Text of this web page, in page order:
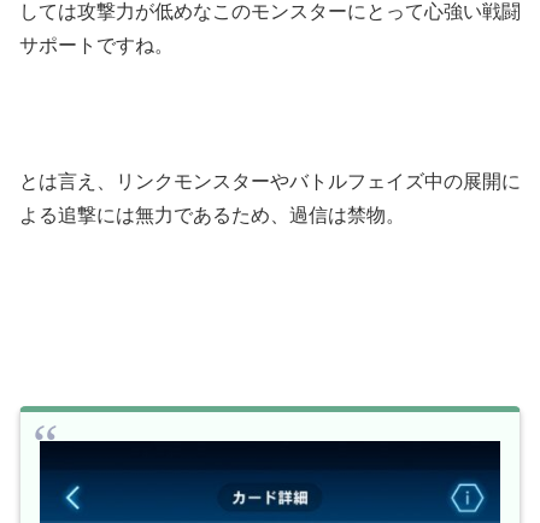
しては攻撃力が低めなこのモンスターにとって心強い戦闘
サポートですね。
とは言え、リンクモンスターやバトルフェイズ中の展開に
よる追撃には無力であるため、過信は禁物。